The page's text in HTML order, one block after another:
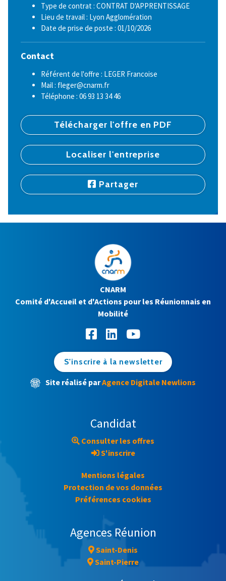
Type de contrat : CONTRAT D'APPRENTISSAGE
Lieu de travail : Lyon Agglomération
Date de prise de poste : 01/10/2026
Contact
Référent de l'offre : LEGER Francoise
Mail : fleger@cnarm.fr
Téléphone : 06 93 13 34 46
Télécharger l'offre en PDF
Localiser l'entreprise
Partager
Agences Réunion
Saint-Denis
Saint-Pierre
CNARM
Comité d'Accueil et d'Actions pour les Réunionnais en
Mobilité
S'inscrire à la newsletter
Site réalisé parAgence Digitale Newlions
Candidat
Consulter les offres
S'inscrire
Mentions légales
Protection de vos données
Préférences cookies